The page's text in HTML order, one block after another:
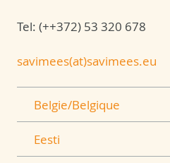
Tel: (++372) 53 320 678
savimees(at)savimees.eu
Belgie/Belgique
Eesti